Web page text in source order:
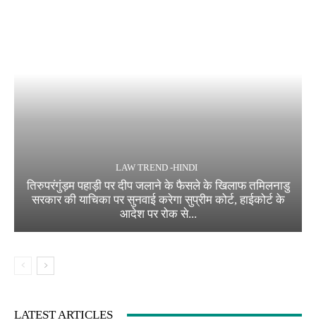
LAW TREND -HINDI
तिरुपरंगुंड़म पहाड़ी पर दीप जलाने के फैसले के खिलाफ तमिलनाडु
सरकार की याचिका पर सुनवाई करेगा सुप्रीम कोर्ट, हाईकोर्ट के
आदेश पर रोक से...
LATEST ARTICLES